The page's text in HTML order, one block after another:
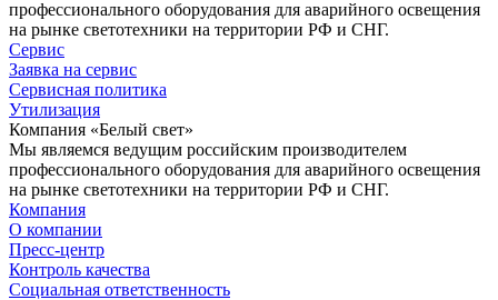
профессионального оборудования для аварийного освещения
на рынке светотехники на территории РФ и СНГ.
Сервис
Заявка на сервис
Сервисная политика
Утилизация
Компания «Белый свет»
Мы являемся ведущим российским производителем
профессионального оборудования для аварийного освещения
на рынке светотехники на территории РФ и СНГ.
Компания
О компании
Пресс-центр
Контроль качества
Социальная ответственность